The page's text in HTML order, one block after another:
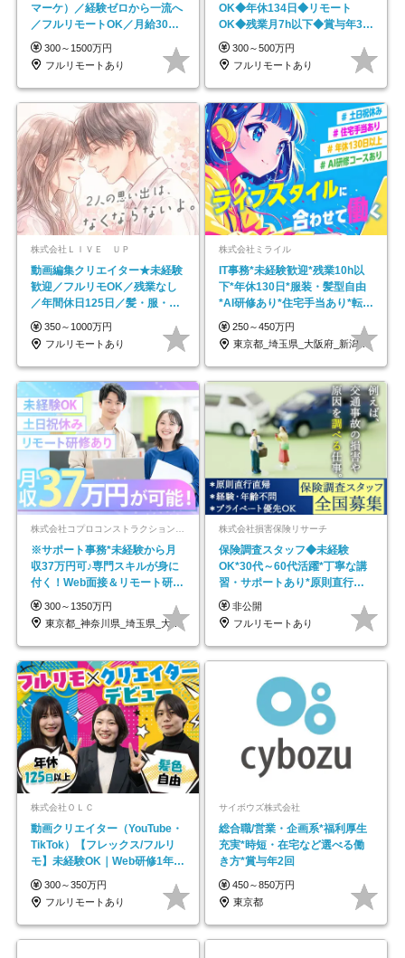
マーケ）／経験ゼロから一流へ
／フルリモートOK／月給30万
円～／年休130日以上
300～1500万円
フルリモートあり
OK◆年休134日◆リモート
OK◆残業月7h以下◆賞与年3回
◆5年目まで必ず昇給
300～500万円
フルリモートあり
株式会社ＬＩＶＥ ＵＰ
動画編集クリエイター★未経験
歓迎／フルリモOK／残業なし
／年間休日125日／髪・服・ネ
イル自由／研修充実で安心
350～1000万円
フルリモートあり
株式会社ミライル
IT事務*未経験歓迎*残業10h以
下*年休130日*服装・髪型自由
*AI研修あり*住宅手当あり*転勤
なし
250～450万円
東京都_埼玉県_大阪府_新潟県_福岡県
※サポート事務*未経験から月
収37万円可♪専門スキルが身に
付く！Web面接＆リモート研修
も充実♪/a
300～1350万円
東京都_神奈川県_埼玉県_大阪府_愛知県…
株式会社損害保険リサーチ
保険調査スタッフ◆未経験
OK*30代～60代活躍*丁寧な講
習・サポートあり*原則直行直
帰／全国募集・業務委託
非公開
フルリモートあり
株式会社ＯＬＣ
動画クリエイター（YouTube・
TikTok）【フレックス/フルリ
モ】未経験OK｜Web研修1年間
｜副業OK
300～350万円
フルリモートあり
サイボウズ株式会社
総合職/営業・企画系*福利厚生
充実*時短・在宅など選べる働
き方*賞与年2回
450～850万円
東京都